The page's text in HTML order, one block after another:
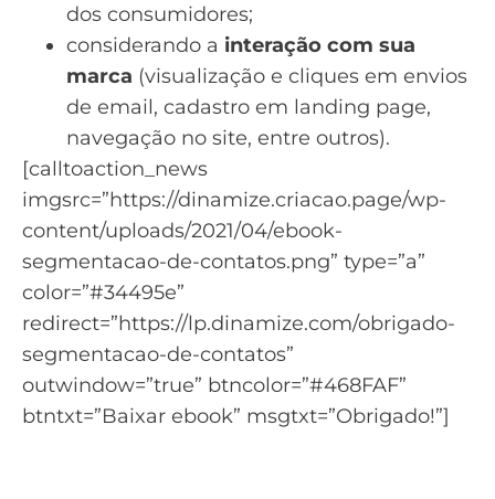
dos consumidores;
considerando a interação com sua
marca (visualização e cliques em envios
de email, cadastro em landing page,
navegação no site, entre outros).
[calltoaction_news
imgsrc=”https://dinamize.criacao.page/wp-
content/uploads/2021/04/ebook-
segmentacao-de-contatos.png” type=”a”
color=”#34495e”
redirect=”https://lp.dinamize.com/obrigado-
segmentacao-de-contatos”
outwindow=”true” btncolor=”#468FAF”
btntxt=”Baixar ebook” msgtxt=”Obrigado!”]